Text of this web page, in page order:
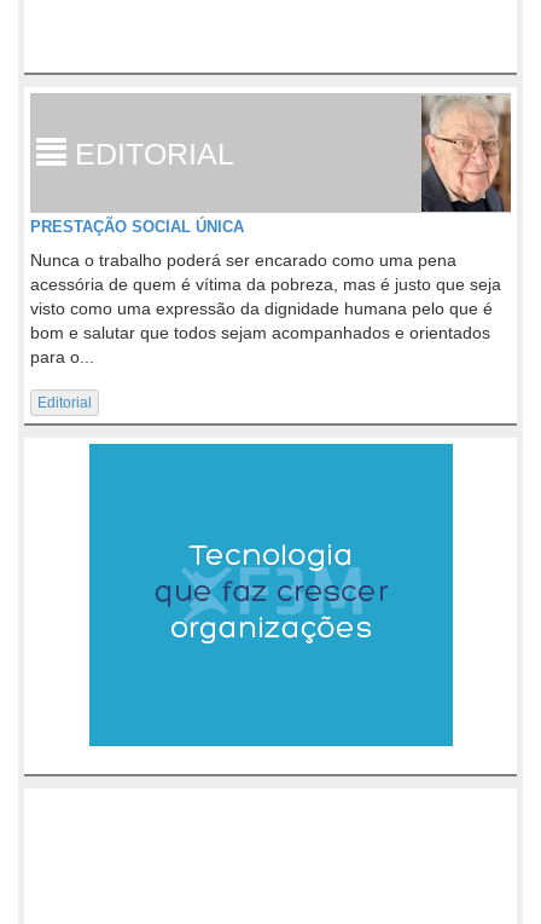
EDITORIAL
PRESTAÇÃO SOCIAL ÚNICA
Nunca o trabalho poderá ser encarado como uma pena
acessória de quem é vítima da pobreza, mas é justo que seja
visto como uma expressão da dignidade humana pelo que é
bom e salutar que todos sejam acompanhados e orientados
para o...
Editorial